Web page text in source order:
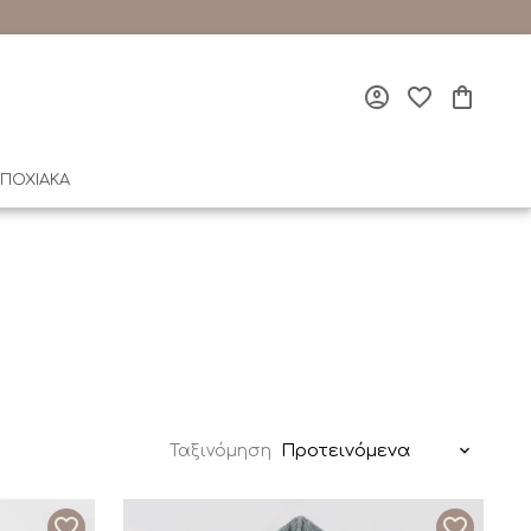
Ταξινόμηση Προτεινόμενα